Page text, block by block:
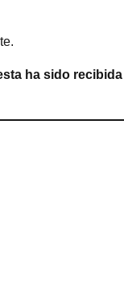
ha sido recibida